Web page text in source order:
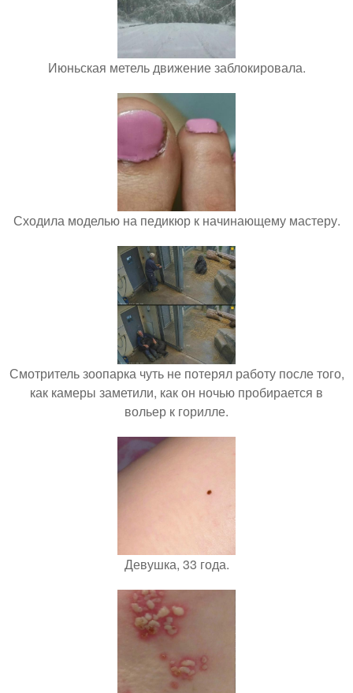
Июньская метель движение заблокировала.
Сходила моделью на педикюр к начинающему мастеру.
Смотритель зоопарка чуть не потерял работу после того,
как камеры заметили, как он ночью пробирается в
вольер к горилле.
Девушка, 33 года.